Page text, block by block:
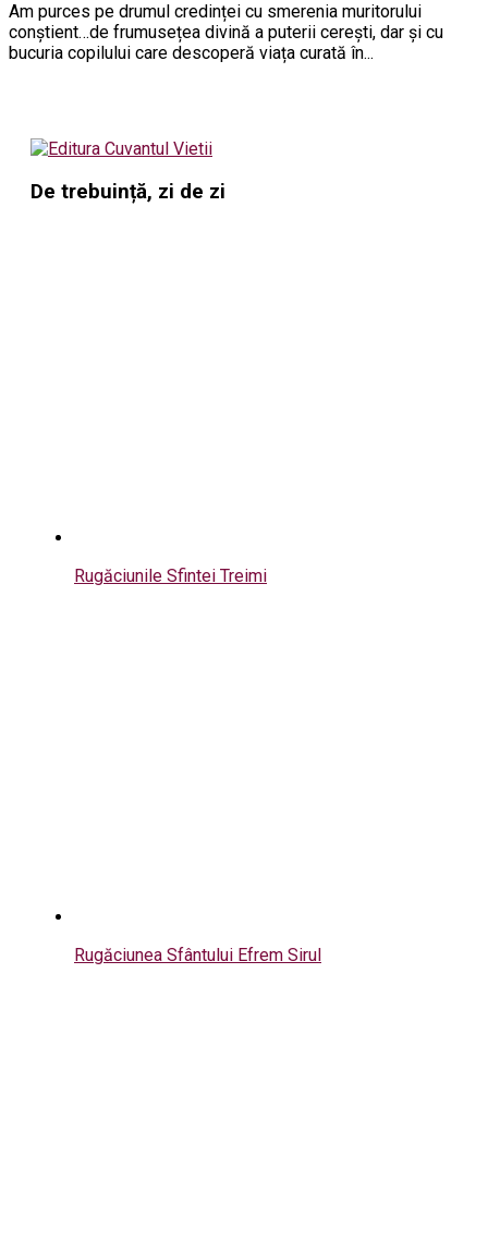
Am purces pe drumul credinței cu smerenia muritorului
conștient…de frumusețea divină a puterii cerești, dar și cu
bucuria copilului care descoperă viața curată în...
De trebuință, zi de zi
Rugăciunile Sfintei Treimi
Rugăciunea Sfântului Efrem Sirul